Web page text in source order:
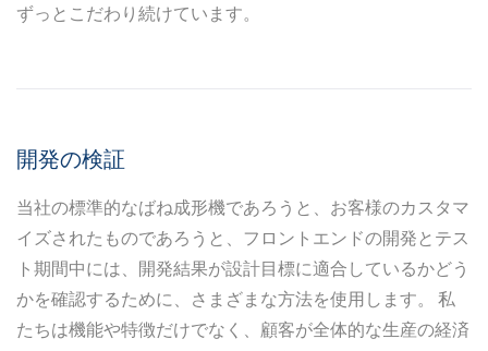
ずっとこだわり続けています。
開発の検証
当社の標準的なばね成形機であろうと、お客様のカスタマ
イズされたものであろうと、フロントエンドの開発とテス
ト期間中には、開発結果が設計目標に適合しているかどう
かを確認するために、さまざまな方法を使用します。 私
たちは機能や特徴だけでなく、顧客が全体的な生産の経済